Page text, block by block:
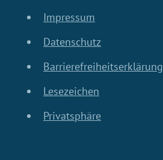
Impressum
Datenschutz
Barrierefreiheitserklärung
Lesezeichen
Privatsphäre